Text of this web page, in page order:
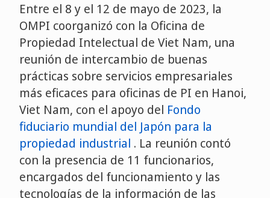
Entre el 8 y el 12 de mayo de 2023, la
OMPI coorganizó con la Oficina de
Propiedad Intelectual de Viet Nam, una
reunión de intercambio de buenas
prácticas sobre servicios empresariales
más eficaces para oficinas de PI en Hanoi,
Viet Nam, con el apoyo del Fondo
fiduciario mundial del Japón para la
propiedad industrial . La reunión contó
con la presencia de 11 funcionarios,
encargados del funcionamiento y las
tecnologías de la información de las